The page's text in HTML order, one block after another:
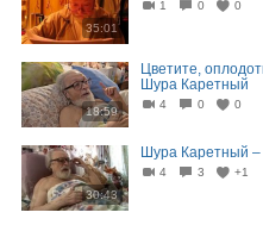
35:01
1 0 0
18:59
Цветите,
Шура Каретный
4 0 0
30:43
Шура Каретный
4 3 +1